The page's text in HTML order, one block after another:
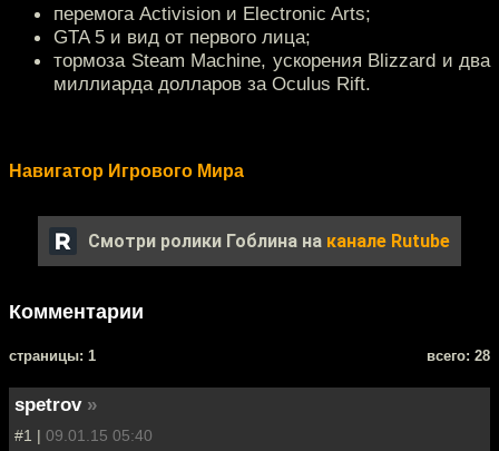
перемога Activision и Electronic Arts;
GTA 5 и вид от первого лица;
тормоза Steam Machine, ускорения Blizzard и два
миллиарда долларов за Oculus Rift.
Навигатор Игрового Мира
Смотри ролики Гоблина на канале Rutube
Комментарии
cтраницы: 1 всего: 28
spetrov »
#1 | 09.01.15 05:40